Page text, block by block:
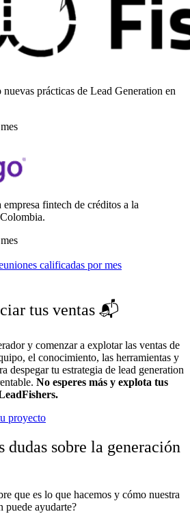
nuevas prácticas de Lead Generation en
fintech de créditos a la
calificadas por mes
tus ventas 📬​
y comenzar a explotar las ventas de
el conocimiento, las herramientas y
despegar tu estrategia de lead generation
No esperes más y explota tus
proyecto
dudas sobre la generación
que es lo que hacemos y cómo nuestra
puede ayudarte?